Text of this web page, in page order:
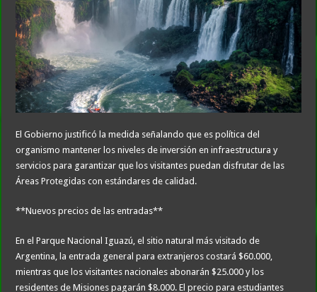
El Gobierno justificó la medida señalando que es política del
organismo mantener los niveles de inversión en infraestructura y
servicios para garantizar que los visitantes puedan disfrutar de las
Áreas Protegidas con estándares de calidad.
**Nuevos precios de las entradas**
En el Parque Nacional Iguazú, el sitio natural más visitado de
Argentina, la entrada general para extranjeros costará $60.000,
mientras que los visitantes nacionales abonarán $25.000 y los
residentes de Misiones pagarán $8.000. El precio para estudiantes